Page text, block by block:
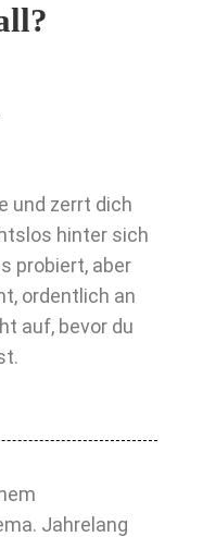
und zerrt dich
hinter sich
probiert, aber
ordentlich an
auf, bevor du
Jahrelang